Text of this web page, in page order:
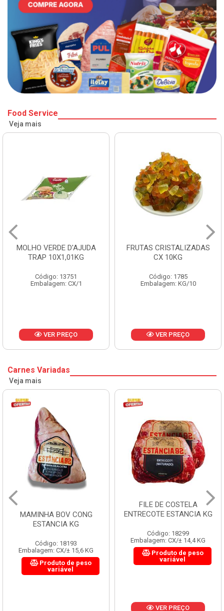
Food Service
Veja mais
MOLHO VERDE D'AJUDA
TRAP 10X1,01KG
Código: 13751
Embalagem: CX/1
VER PREÇO
FRUTAS CRISTALIZADAS
CX 10KG
Código: 1785
Embalagem: KG/10
VER PREÇO
Carnes Variadas
Veja mais
MAMINHA BOV CONG
ESTANCIA KG
Código: 18193
Embalagem: CX/± 15,6 KG
Produto de peso
variável
FILE DE COSTELA
ENTRECOTE ESTANCIA KG
Código: 18299
Embalagem: CX/± 14,4 KG
Produto de peso
variável
VER PREÇO